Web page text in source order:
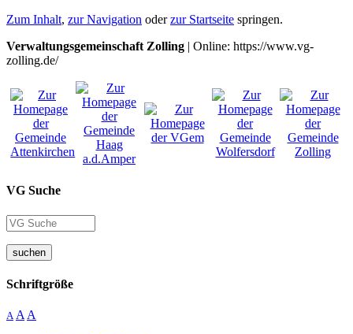
Zum Inhalt, zur Navigation oderzur Startseite springen.
Verwaltungsgemeinschaft Zolling | Online: https://www.vg-
zolling.de/
VG Suche
suchen
Schriftgröße
A A A